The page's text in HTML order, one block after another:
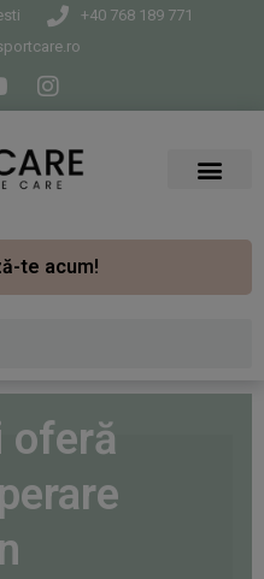
+40 768 189 771
te acum!
oferă